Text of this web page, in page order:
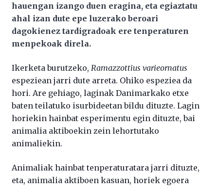
hauengan izango duen eragina, eta egiaztatu
ahal izan dute epe luzerako beroari
dagokienez tardigradoak ere tenperaturen
menpekoak direla.
Ikerketa burutzeko, Ramazzottius varieornatus
espeziean jarri dute arreta. Ohiko espeziea da
hori. Are gehiago, laginak Danimarkako etxe
baten teilatuko isurbideetan bildu dituzte. Lagin
horiekin hainbat esperimentu egin dituzte, bai
animalia aktiboekin zein lehortutako
animaliekin.
Animaliak hainbat tenperaturatara jarri dituzte,
eta, animalia aktiboen kasuan, horiek egoera